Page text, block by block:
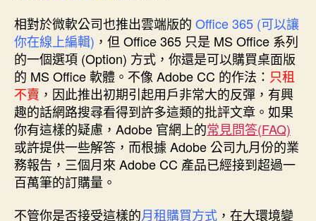
相對於微軟公司也推出雲端版的 Office 365 (可以讓
你在線上編輯) ，但 Office 365 只是 MS Office 系列
的一個選項 (Option) 方式，你還是可以購買桌面版
的 MS Office 軟體。不像 Adobe CC 的作法： 只租
不賣 ，因此推出初期引起用戶非常大的反彈，有興
趣的話網路搜尋看得到許多這類的批評文章。如果
你有這樣的疑慮，Adobe 官網上的常見問答(FAQ)
或許提供一些解答，而根據 Adobe 公司九月份的業
務報告，三個月來 Adobe CC 產品已經接到超過一
百萬筆的訂購量。
不管你是否接受這樣的月租購買方式 ，在大環境變